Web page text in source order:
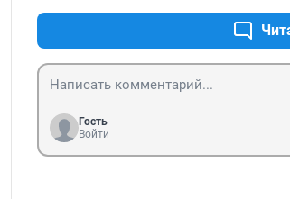
Гость
Войти